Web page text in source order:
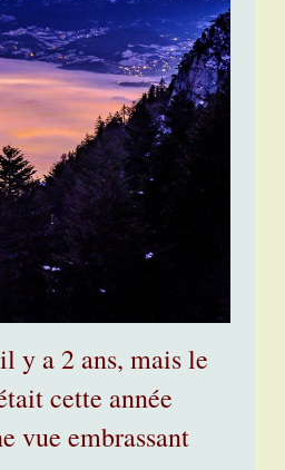
y a 2 ans, mais le
cette année
vue embrassant